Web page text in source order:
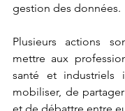
gestion des données.
Plusieurs actions
mettre aux
santé et industriels
mobiliser, de